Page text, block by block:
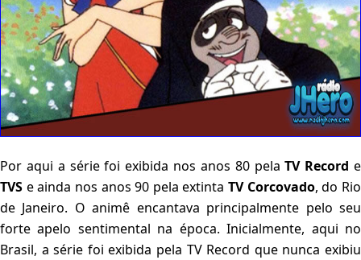
Por aqui a série foi exibida nos anos 80 pelaTV Record e
TVS e ainda nos anos 90 pela extintaTV Corcovado, do Rio
de Janeiro. O animê encantava principalmente pelo seu
forte apelo sentimental na época. Inicialmente, aqui no
Brasil, a série foi exibida pela TV Record que nunca exibiu